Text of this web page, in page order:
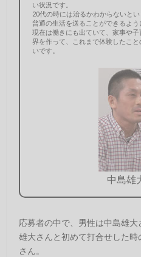
い状況です。
20代の時には治るかわからないと
普通の生活を送ることができるよう
現在は働きにも出ていて、家事や
界を作って、これまで体験したこ
いです。
中島雄
応募者の中で、男性は中島雄大
雄大さんと初めて打合せした
さん。